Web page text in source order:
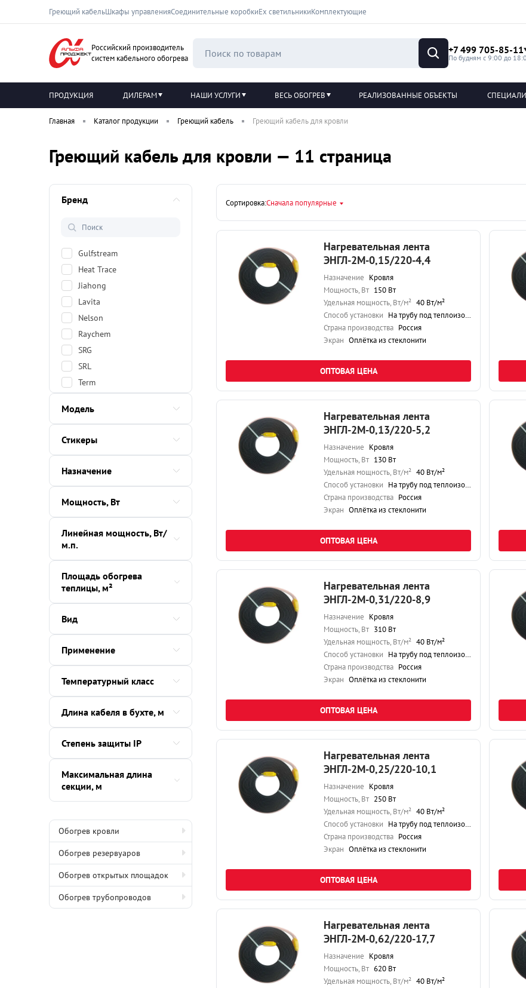
Греющий кабельШкафы управленияСоединительные коробкиЕх светильникиКомплектующие
Российский производитель
систем кабельного обогрева
+7 499 705-85-11
По будням с 9:00 до
ПРОДУКЦИЯ ДИЛЕРАМ НАШИ УСЛУГИ ВЕСЬ ОБОГРЕВ РЕАЛИЗОВАННЫЕ ОБЪЕКТЫ
Главная Каталог продукции Греющий кабель Греющий кабель для кровли
Греющий кабель для кровли — 11 страница
Бренд
Gulfstream
Heat Trace
Jiahong
Lavita
Nelson
Raychem
SRG
SRL
Term
Самрег
Модель
Стикеры
Назначение
Мощность, Вт
Линейная мощность, Вт/
м.п.
Площадь обогрева
теплицы, м²
Вид
Применение
Температурный класс
Длина кабеля в бухте, м
Степень защиты IP
Максимальная длина
секции, м
Обогрев кровли
Обогрев резервуаров
Обогрев открытых площадок
Обогрев трубопроводов
Сортировка:Сначала популярные
Нагревательная лента
ЭНГЛ-2М-0,15/220-4,4
Назначение Кровля
Мощность, Вт 150 Вт
Удельная мощность, Вт/м² 40 Вт/м²
Способ установки На трубу под теплоизоляцию
Страна производства Россия
Экран Оплётка из стеклонити
ОПТОВАЯ ЦЕНА
Нагревательная лента
ЭНГЛ-2М-0,13/220-5,2
Назначение Кровля
Мощность, Вт 130 Вт
Удельная мощность, Вт/м² 40 Вт/м²
Способ установки На трубу под теплоизоляцию
Страна производства Россия
Экран Оплётка из стеклонити
ОПТОВАЯ ЦЕНА
Нагревательная лента
ЭНГЛ-2М-0,31/220-8,9
Назначение Кровля
Мощность, Вт 310 Вт
Удельная мощность, Вт/м² 40 Вт/м²
Способ установки На трубу под теплоизоляцию
Страна производства Россия
Экран Оплётка из стеклонити
ОПТОВАЯ ЦЕНА
Нагревательная лента
ЭНГЛ-2М-0,25/220-10,1
Назначение Кровля
Мощность, Вт 250 Вт
Удельная мощность, Вт/м² 40 Вт/м²
Способ установки На трубу под теплоизоляцию
Страна производства Россия
Экран Оплётка из стеклонити
ОПТОВАЯ ЦЕНА
Нагревательная лента
ЭНГЛ-2М-0,62/220-17,7
Назначение Кровля
Мощность, Вт 620 Вт
Удельная мощность, Вт/м² 40 Вт/м²